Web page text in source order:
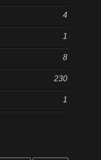
4
1
8
230
1